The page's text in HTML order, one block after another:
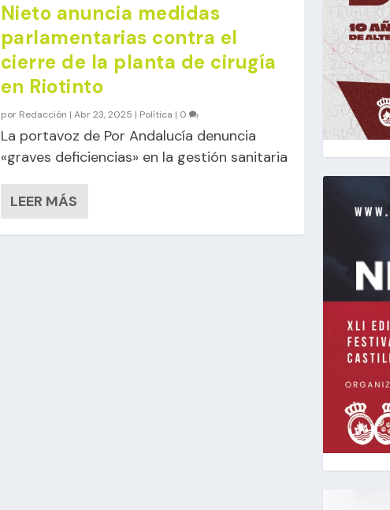
Nieto anuncia medidas
parlamentarias contra el
cierre de la planta de cirugía
en Riotinto
por Redacción | Abr 23, 2025 | Política | 0
La portavoz de Por Andalucía denuncia
«graves deficiencias» en la gestión sanitaria
LEER MÁS